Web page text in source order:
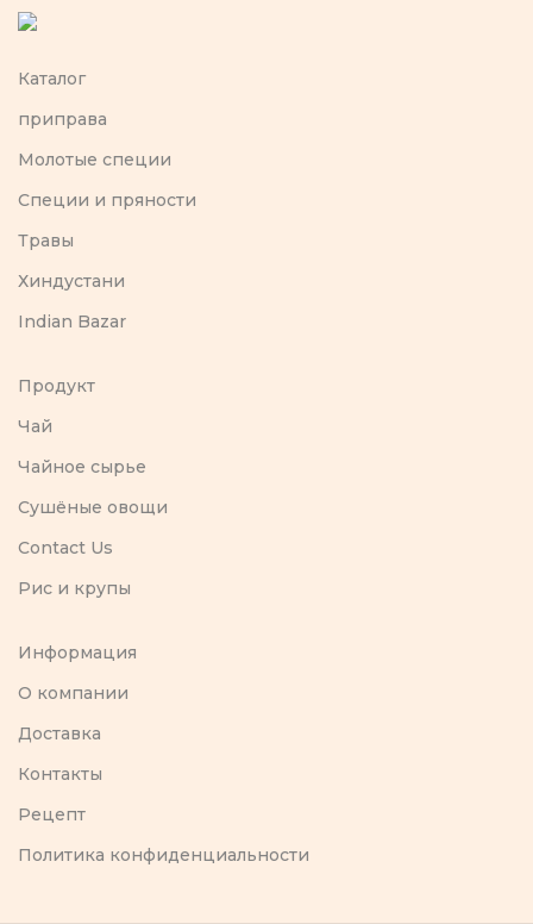
Каталог
приправа
Молотые специи
Специи и пряности
Травы
Хиндустани
Indian Bazar
Продукт
Чай
Чайное сырье
Сушёные овощи
Contact Us
Рис и крупы
Информация
O компании
Доставка
Контакты
Рецепт
Политика конфиденциальности